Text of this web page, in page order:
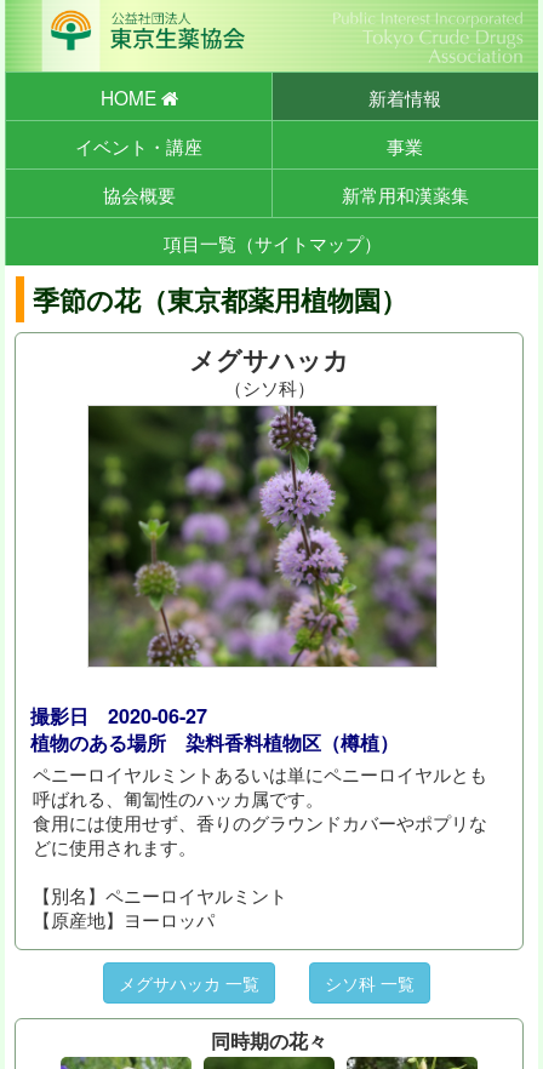
HOME
新着情報
イベント・講座
事業
協会概要
新常用和漢薬集
項目一覧（サイトマップ）
季節の花（東京都薬用植物園）
メグサハッカ
（シソ科）
撮影日 2020-06-27
植物のある場所 染料香料植物区（樽植）
ペニーロイヤルミントあるいは単にペニーロイヤルとも
呼ばれる、匍匐性のハッカ属です。
食用には使用せず、香りのグラウンドカバーやポプリな
どに使用されます。
【別名】ペニーロイヤルミント
【原産地】ヨーロッパ
メグサハッカ 一覧 シソ科 一覧
同時期の花々